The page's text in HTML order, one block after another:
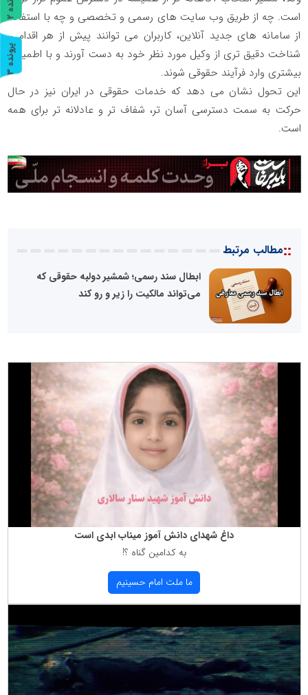
است. چه از طریق وب سایت های رسمی و تخصصی و چه با استفاده
از سامانه های جدید آنلاین، کاربران می توانند پیش از هر اقدامی،
شناخت دقیق تری از وکیل مورد نظر خود به دست آورند و با اطمینان
بیشتری وارد فرآیند حقوقی شوند.
این تحول نشان می دهد که خدمات حقوقی در ایران نیز در حال
حرکت به سمت دسترسی آسان تر، شفاف تر و عادلانه تر برای همه
است.
::مطالب مرتبط
ابطال سند رسمی؛ شمشیر دولبه حقوقی که
می‌تواند مالکیت را زیر و رو کند
داغ شهدای دانش آموز میناب ابدی است
به كدامین گناه ؟!
ما ملت امام حسینیم
ر
و
ن
د
ه
پ
ر
و
ن
د
ه
3